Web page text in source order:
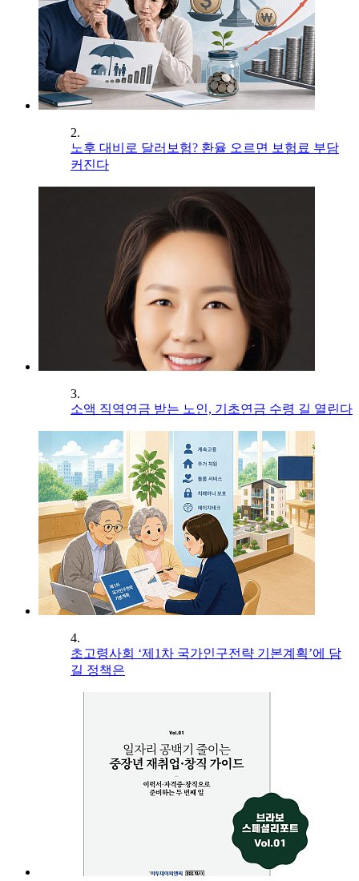
2.
노후 대비로 달러보험? 환율 오르면 보험료 부담
커진다
3.
소액 직역연금 받는 노인, 기초연금 수령 길 열린다
4.
초고령사회 ‘제1차 국가인구전략 기본계획’에 담
길 정책은